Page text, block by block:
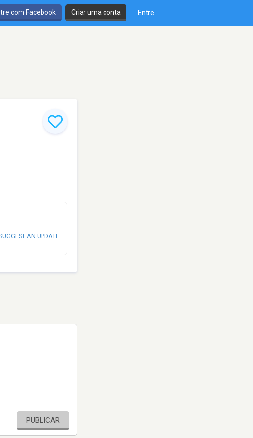
com Facebook Criar uma conta Entre
AN UPDATE
PUBLICAR